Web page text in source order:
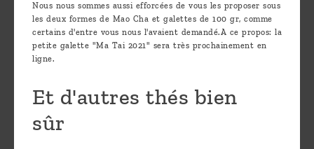
Nous nous sommes aussi efforcées de vous les proposer sous
les deux formes de Mao Cha et galettes de 100 gr, comme
certains d'entre vous nous l'avaient demandé.A ce propos: la
petite galette "Ma Tai 2021" sera très prochainement en
ligne.
Et d'autres thés bien
sûr